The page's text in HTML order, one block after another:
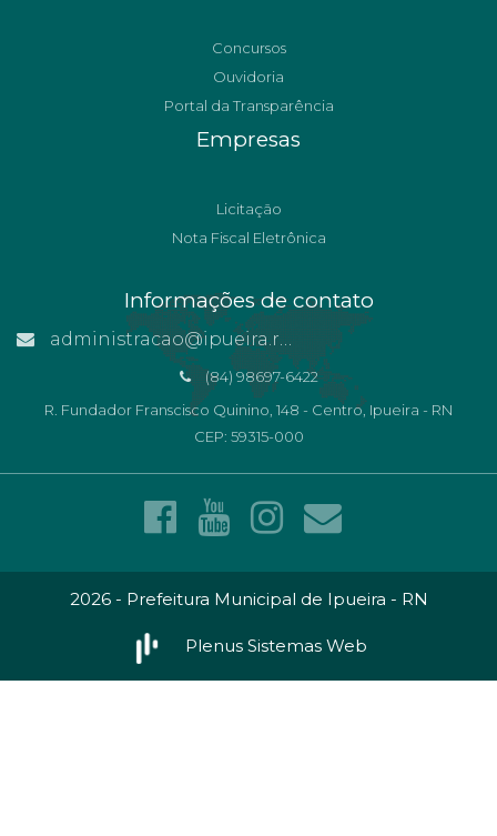
Concursos
Ouvidoria
Portal da Transparência
Empresas
Licitação
Nota Fiscal Eletrônica
Informações de contato
administracao@ipueira.rn.gov.br
(84) 98697-6422
R. Fundador Franscisco Quinino, 148 - Centro, Ipueira - RN
CEP: 59315-000
2026 - Prefeitura Municipal de Ipueira - RN
Plenus Sistemas Web